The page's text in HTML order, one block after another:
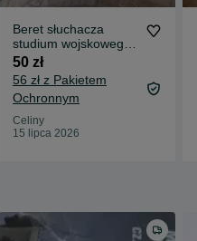
Beret słuchacza
studium wojskowego
orzeł gumowy khaki
LWP PRL
50 zł
56 zł z Pakietem
Ochronnym
Celiny
15 lipca 2026